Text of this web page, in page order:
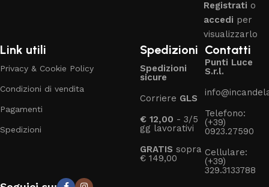
Registrati o
accedi per
visualizzarlo
Link utili
Privacy & Cookie Policy
Condizioni di vendita
Pagamenti
Spedizioni
Spedizioni
Spedizioni
sicure
Corriere GLS
€ 12,00 - 3/5
gg lavorativi
GRATIS sopra
€ 149,00
Contatti
Punti Luce
S.r.l.
Telefono:
(+39)
0923.27590
Cellulare:
(+39)
329.3133788